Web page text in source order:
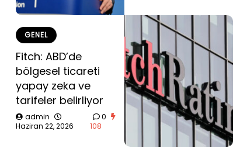
GENEL
Fitch: ABD’de
bölgesel ticareti
yapay zeka ve
tarifeler belirliyor
admin
Haziran 22, 2026
0
108